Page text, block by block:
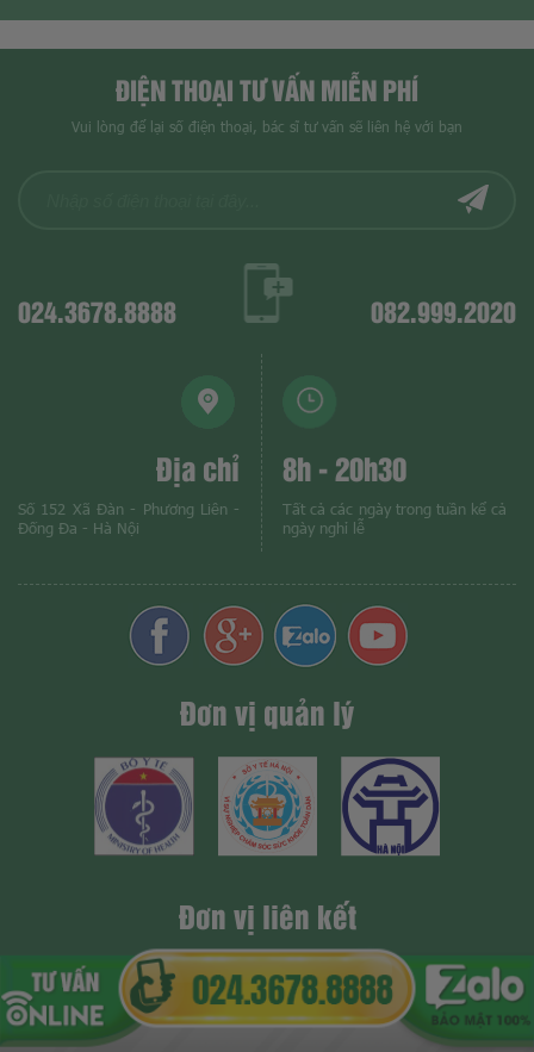
ĐIỆN THOẠI TƯ VẤN MIỄN PHÍ
Vui lòng để lại số điện thoại, bác sĩ tư vấn sẽ liên hệ với bạn
024.3678.8888 082.999.2020
Địa chỉ
Số 152 Xã Đàn - Phương Liên -
Đống Đa - Hà Nội
8h - 20h30
Tất cả các ngày trong tuần kể cả
ngày nghỉ lễ
Đơn vị quản lý
Đơn vị liên kết